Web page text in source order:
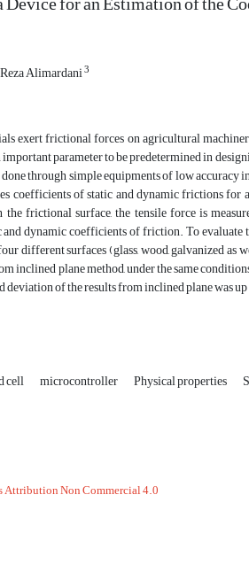
Reza Alimardani3
exert frictional forces on agricultural
parameter to be predetermined in
through simple equipments of low accuracy
coefficients of static and dynamic frictions
frictional surface, the tensile force is
dynamic coefficients of friction. To
different surfaces (glass, wood, galvanized
inclined plane method, under the same
deviation of the results from inclined plane was
cell microcontroller Physical properties
Attribution Non Commercial 4.0